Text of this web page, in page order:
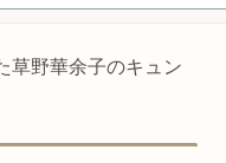
草野華余子のキュン